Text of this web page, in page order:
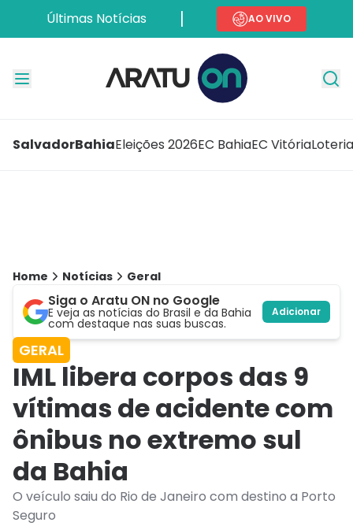
Últimas Notícias AO VIVO
SalvadorBahiaEleições 2026EC BahiaEC Vitória
Home Notícias Geral
Siga o Aratu ON no Google
E veja as notícias do Brasil e da Bahia
com destaque nas suas buscas.
Adicionar
GERAL
IML libera corpos das 9
vítimas de acidente com
ônibus no extremo sul
da Bahia
O veículo saiu do Rio de Janeiro com destino a Porto
Seguro